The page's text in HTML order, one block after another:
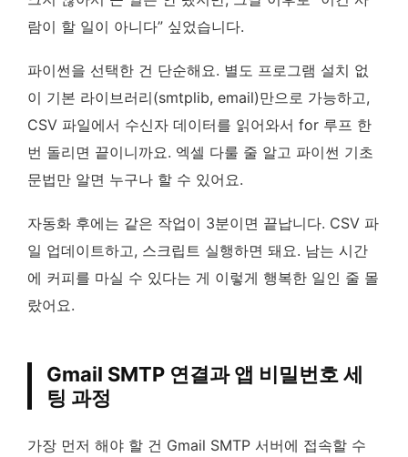
람이 할 일이 아니다” 싶었습니다.
파이썬을 선택한 건 단순해요. 별도 프로그램 설치 없
이 기본 라이브러리(smtplib, email)만으로 가능하고,
CSV 파일에서 수신자 데이터를 읽어와서 for 루프 한
번 돌리면 끝이니까요. 엑셀 다룰 줄 알고 파이썬 기초
문법만 알면 누구나 할 수 있어요.
자동화 후에는 같은 작업이 3분이면 끝납니다. CSV 파
일 업데이트하고, 스크립트 실행하면 돼요. 남는 시간
에 커피를 마실 수 있다는 게 이렇게 행복한 일인 줄 몰
랐어요.
Gmail SMTP 연결과 앱 비밀번호 세
팅 과정
가장 먼저 해야 할 건 Gmail SMTP 서버에 접속할 수